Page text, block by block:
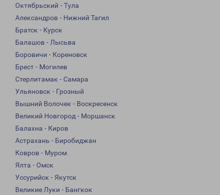
Октябрьский - Тула
Александров - Нижний Тагил
Братск - Курск
Балашов - Лысьва
Боровичи - Кореновск
Брест - Могилев
Стерлитамак - Самара
Ульяновск - Грозный
Вышний Волочек - Воскресенск
Великий Новгород - Моршанск
Балахна - Киров
Астрахань - Биробиджан
Ковров - Муром
Ялта - Омск
Уссурийск - Якутск
Великие Луки - Бангкок